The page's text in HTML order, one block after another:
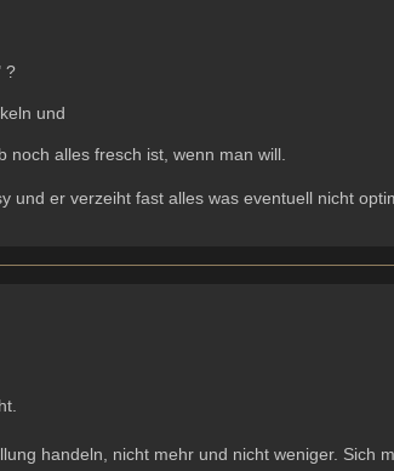
?
und
noch alles fresch ist, wenn man will.
und er verzeiht fast alles was eventuell nicht
handeln, nicht mehr und nicht weniger. Sich